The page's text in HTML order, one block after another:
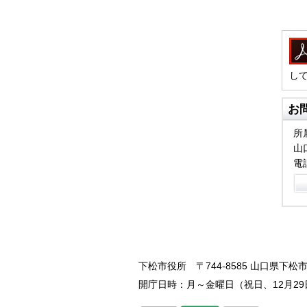
し
お
所
山
電
下松市役所
〒744-8585 山口県下松
開庁日時：月～金曜日（祝日、12月